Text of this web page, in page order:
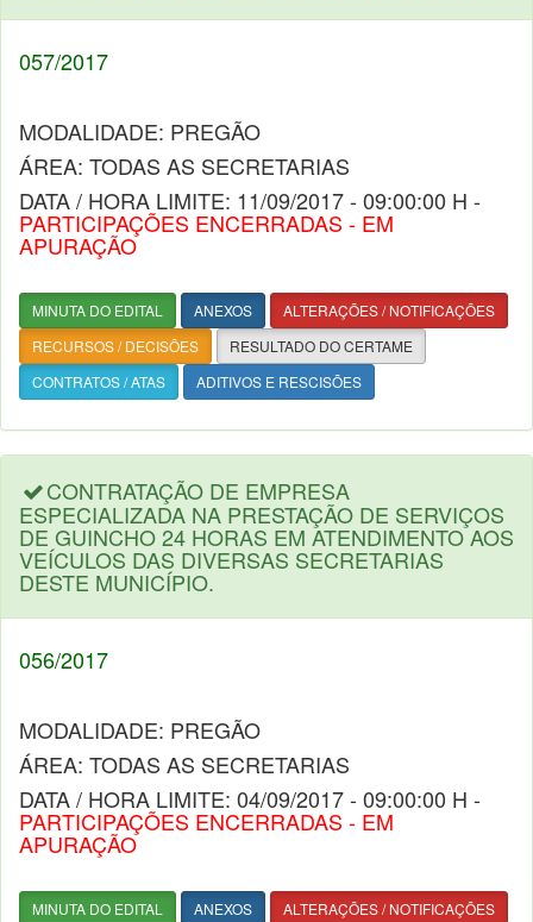
057/2017
MODALIDADE: PREGÃO
ÁREA: TODAS AS SECRETARIAS
DATA / HORA LIMITE: 11/09/2017 - 09:00:00 H -
PARTICIPAÇÕES ENCERRADAS - EM
APURAÇÃO
MINUTA DO EDITAL ANEXOS
ALTERAÇÕES / NOTIFICAÇÕES
RECURSOS / DECISÕES
RESULTADO DO CERTAME
CONTRATOS / ATAS
ADITIVOS E RESCISÕES
CONTRATAÇÃO DE EMPRESA
ESPECIALIZADA NA PRESTAÇÃO DE SERVIÇOS
DE GUINCHO 24 HORAS EM ATENDIMENTO AOS
VEÍCULOS DAS DIVERSAS SECRETARIAS
DESTE MUNICÍPIO.
056/2017
MODALIDADE: PREGÃO
ÁREA: TODAS AS SECRETARIAS
DATA / HORA LIMITE: 04/09/2017 - 09:00:00 H -
PARTICIPAÇÕES ENCERRADAS - EM
APURAÇÃO
MINUTA DO EDITAL ANEXOS
ALTERAÇÕES / NOTIFICAÇÕES